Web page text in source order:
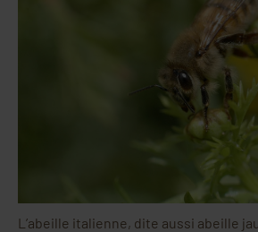
L’abeille italienne, dite aussi abeille